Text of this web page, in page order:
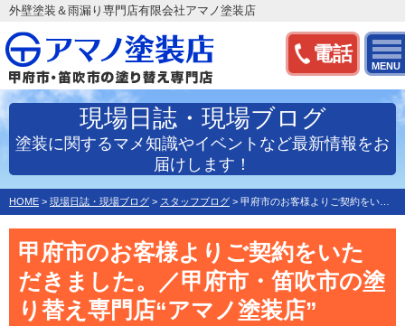
電話
MENU
外壁塗装＆雨漏り専門店有限会社アマノ塗装店
現場日誌・現場ブログ
塗装に関するマメ知識やイベントなど最新情報をお
届けします！
HOME > 現場日誌・現場ブログ > スタッフブログ > 甲府市のお客様よりご契約をいただきました。／甲府市・笛吹市…
甲府市のお客様よりご契約をいた
だきました。／甲府市・笛吹市の塗
り替え専門店“アマノ塗装店”